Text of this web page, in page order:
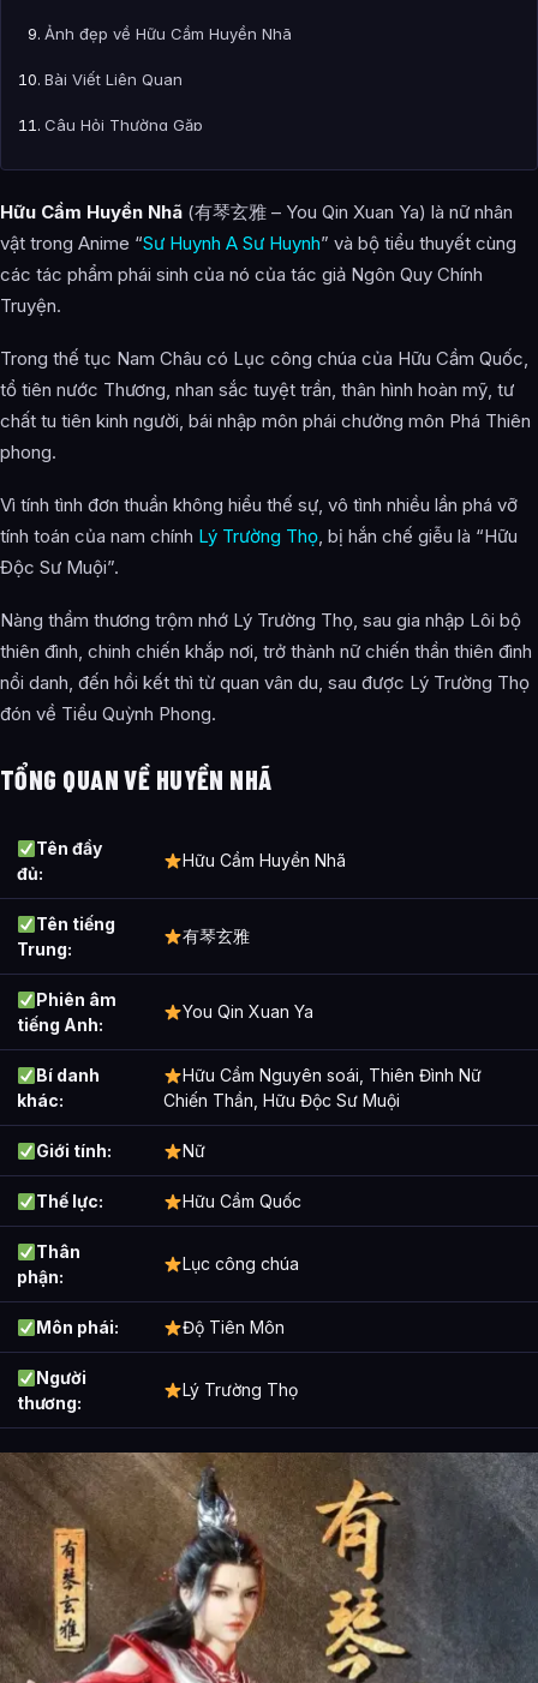
Ảnh đẹp về Hữu Cầm Huyền Nhã
Bài Viết Liên Quan
Câu Hỏi Thường Gặp
Hữu Cầm Huyền Nhã là ai?
Cảnh giới tu luyện của Hữu Cầm Huyền Nhã như thế nào?
Hữu Cầm Huyền Nhã xuất hiện trong tác phẩm nào?
Thông tin về Hữu Cầm Huyền Nhã được tổng hợp từ đâu?
Hữu Cầm Huyền Nhã (有琴玄雅 – You Qin Xuan Ya) là nữ nhân
vật trong Anime “Sư Huynh A Sư Huynh” và bộ tiểu thuyết cùng
các tác phẩm phái sinh của nó của tác giả Ngôn Quy Chính
Truyện.
Trong thế tục Nam Châu có Lục công chúa của Hữu Cầm Quốc,
tổ tiên nước Thương, nhan sắc tuyệt trần, thân hình hoàn mỹ, tư
chất tu tiên kinh người, bái nhập môn phái chưởng môn Phá Thiên
phong.
Vì tính tình đơn thuần không hiểu thế sự, vô tình nhiều lần phá vỡ
tính toán của nam chính Lý Trường Thọ, bị hắn chế giễu là “Hữu
Độc Sư Muội”.
Nàng thầm thương trộm nhớ Lý Trường Thọ, sau gia nhập Lôi bộ
thiên đình, chinh chiến khắp nơi, trở thành nữ chiến thần thiên đình
nổi danh, đến hồi kết thì từ quan vân du, sau được Lý Trường Thọ
đón về Tiểu Quỳnh Phong.
TỔNG QUAN VỀ HUYỀN NHÃ
Tên đầy
đủ:
Hữu Cầm Huyền Nhã
Tên tiếng
Trung:
有琴玄雅
Phiên âm
tiếng Anh:
You Qin Xuan Ya
Bí danh
khác:
Hữu Cầm Nguyên soái, Thiên Đình Nữ
Chiến Thần, Hữu Độc Sư Muội
Giới tính: Nữ
Thế lực: Hữu Cầm Quốc
Thân
phận:
Lục công chúa
Môn phái: Độ Tiên Môn
Người
thương:
Lý Trường Thọ